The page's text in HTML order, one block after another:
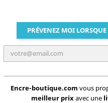
PRÉVENEZ MOI
Encre-boutique.com vous
meilleur prixavec une